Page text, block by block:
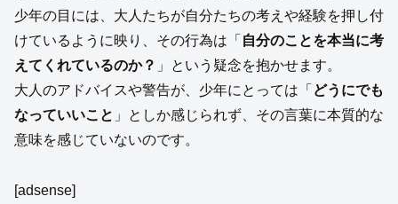
少年の目には、大人たちが自分たちの考えや経験を押し付
けているように映り、その行為は「 自分のことを本当に考
えてくれているのか？ 」という疑念を抱かせます。
大人のアドバイスや警告が、少年にとっては「 どうにでも
なっていいこと 」としか感じられず、その言葉に本質的な
意味を感じていないのです。
[adsense]